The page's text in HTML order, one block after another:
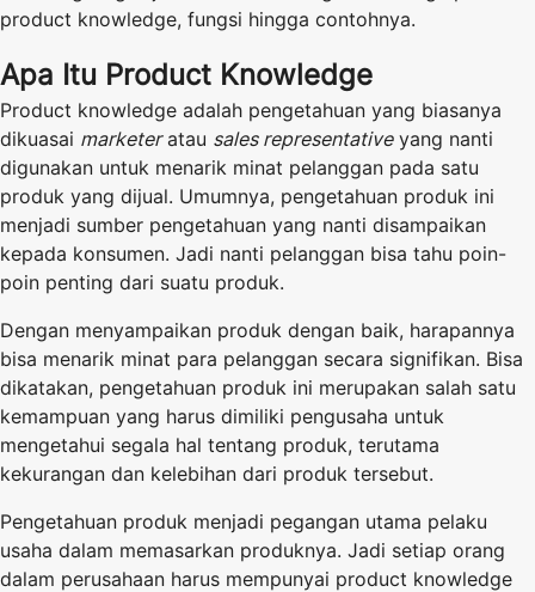
product knowledge, fungsi hingga contohnya.
Apa Itu Product Knowledge
Product knowledge adalah pengetahuan yang biasanya
dikuasai marketeratau sales representativeyang nanti
digunakan untuk menarik minat pelanggan pada satu
produk yang dijual. Umumnya, pengetahuan produk ini
menjadi sumber pengetahuan yang nanti disampaikan
kepada konsumen. Jadi nanti pelanggan bisa tahu poin-
poin penting dari suatu produk.
Dengan menyampaikan produk dengan baik, harapannya
bisa menarik minat para pelanggan secara signifikan. Bisa
dikatakan, pengetahuan produk ini merupakan salah satu
kemampuan yang harus dimiliki pengusaha untuk
mengetahui segala hal tentang produk, terutama
kekurangan dan kelebihan dari produk tersebut.
Pengetahuan produk menjadi pegangan utama pelaku
usaha dalam memasarkan produknya. Jadi setiap orang
dalam perusahaan harus mempunyai product knowledge